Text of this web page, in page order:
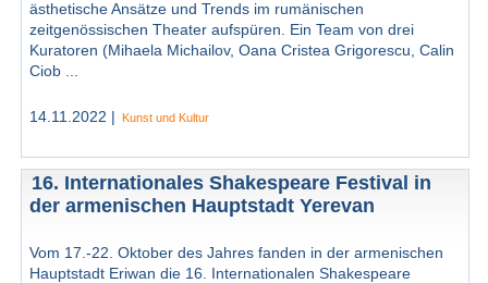
ästhetische Ansätze und Trends im rumänischen
zeitgenössischen Theater aufspüren. Ein Team von drei
Kuratoren (Mihaela Michailov, Oana Cristea Grigorescu, Calin
Ciob ...
14.11.2022 | Kunst und Kultur
16. Internationales Shakespeare Festival in
der armenischen Hauptstadt Yerevan
Vom 17.-22. Oktober des Jahres fanden in der armenischen
Hauptstadt Eriwan die 16. Internationalen Shakespeare